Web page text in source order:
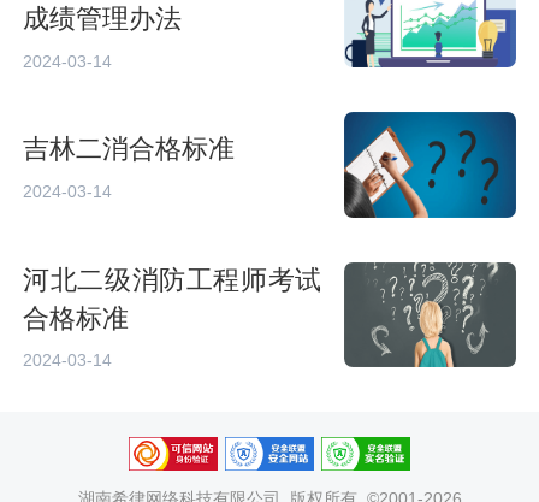
成绩管理办法
2024-03-14
吉林二消合格标准
2024-03-14
河北二级消防工程师考试
合格标准
2024-03-14